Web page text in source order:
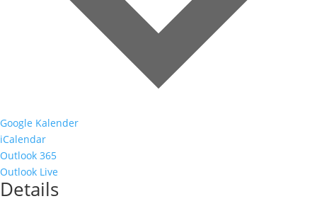
Google Kalender
iCalendar
Outlook 365
Outlook Live
Details